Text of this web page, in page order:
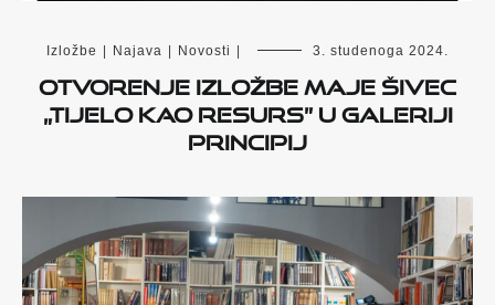
Izložbe | Najava | Novosti | 3. studenoga 2024.
Otvorenje izložbe Maje Šivec
„Tijelo kao resurs” u Galeriji
Principij